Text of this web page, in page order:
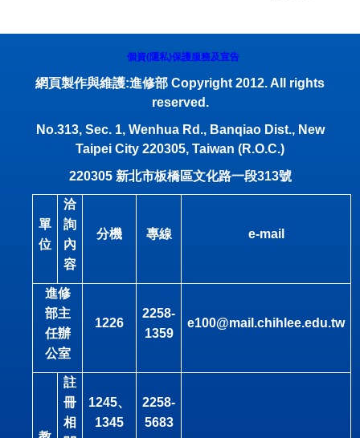
個資(隱私)保護服務及宣告
網頁製作與維護:進修部 Copyright 2012. All rights
reserved.
No.313, Sec. 1, Wenhua Rd., Banqiao Dist., New
Taipei City 220305, Taiwan (R.O.C.)
220305 新北市板橋區文化路一段313號
單
位
洽
詢
內
容
分機 專線 e-mail
進修
部主
任辦
公室
1226
2258-
1359
e100@mail.chihlee.edu.tw
註
冊
相
1245、
1345
2258-
5683